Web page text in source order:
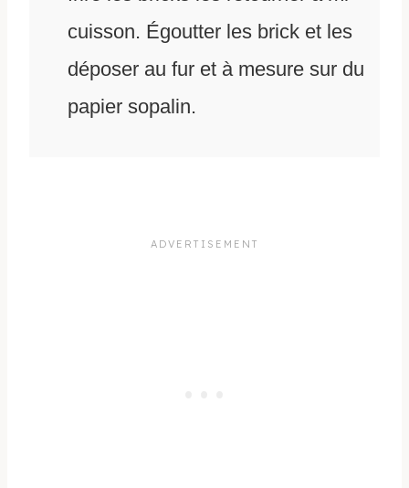
cuisson. Égoutter les brick et les
déposer au fur et à mesure sur du
papier sopalin.